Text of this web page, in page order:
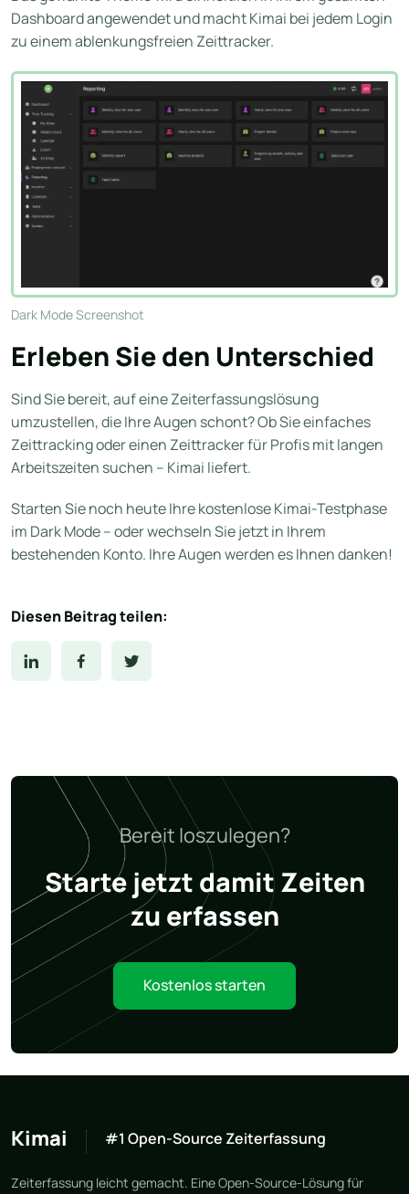
Dashboard angewendet und macht Kimai bei jedem Login
zu einem ablenkungsfreien Zeittracker.
Dark Mode Screenshot
Erleben Sie den Unterschied
Sind Sie bereit, auf eine Zeiterfassungslösung
umzustellen, die Ihre Augen schont? Ob Sie einfaches
Zeittracking oder einen Zeittracker für Profis mit langen
Arbeitszeiten suchen – Kimai liefert.
Starten Sie noch heute Ihre kostenlose Kimai-Testphase
im Dark Mode – oder wechseln Sie jetzt in Ihrem
bestehenden Konto. Ihre Augen werden es Ihnen danken!
Diesen Beitrag teilen:
Bereit loszulegen?
Starte jetzt damit Zeiten
zu erfassen
Kostenlos starten
Kimai #1 Open-Source Zeiterfassung
Zeiterfassung leicht gemacht. Eine Open-Source-Lösung für